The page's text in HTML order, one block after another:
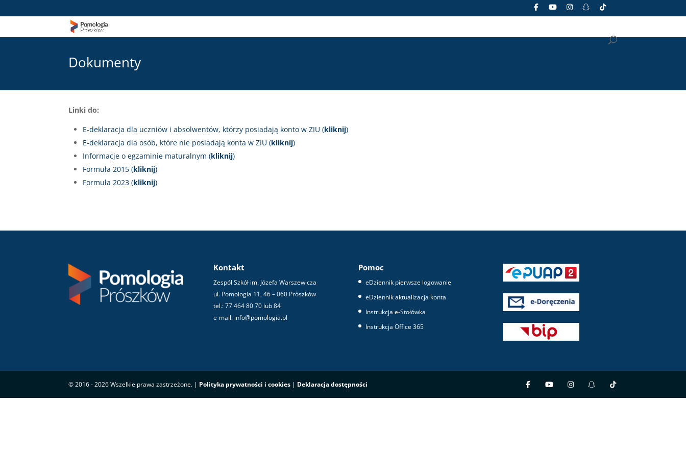
Dokumenty
Linki do:
E-deklaracja dla uczniów i absolwentów, którzy posiadają konto w ZIU (kliknij)
E-deklaracja dla osób, które nie posiadają konta w ZIU (kliknij)
Informacje o egzaminie maturalnym (kliknij)
Formuła 2015 (kliknij)
Formuła 2023 (kliknij)
Kontakt
Zespół Szkół im. Józefa Warszewicza
ul. Pomologia 11, 46 – 060 Prószków
tel.: 77 464 80 70 lub 84
e-mail: info@pomologia.pl
Pomoc
eDziennik pierwsze logowanie
eDziennik aktualizacja konta
Instrukcja e-Stołówka
Instrukcja Office 365
© 2016 - 2026 Wszelkie prawa zastrzeżone. | Polityka prywatności i cookies | Deklaracja dostępności